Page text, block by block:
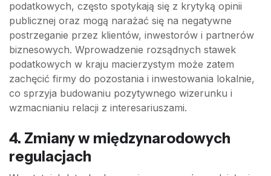
podatkowych, często spotykają się z krytyką opinii
publicznej oraz mogą narażać się na negatywne
postrzeganie przez klientów, inwestorów i partnerów
biznesowych. Wprowadzenie rozsądnych stawek
podatkowych w kraju macierzystym może zatem
zachęcić firmy do pozostania i inwestowania lokalnie,
co sprzyja budowaniu pozytywnego wizerunku i
wzmacnianiu relacji z interesariuszami.
4. Zmiany w międzynarodowych
regulacjach